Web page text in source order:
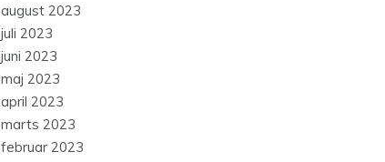
november 2023
oktober 2023
september 2023
august 2023
juli 2023
juni 2023
maj 2023